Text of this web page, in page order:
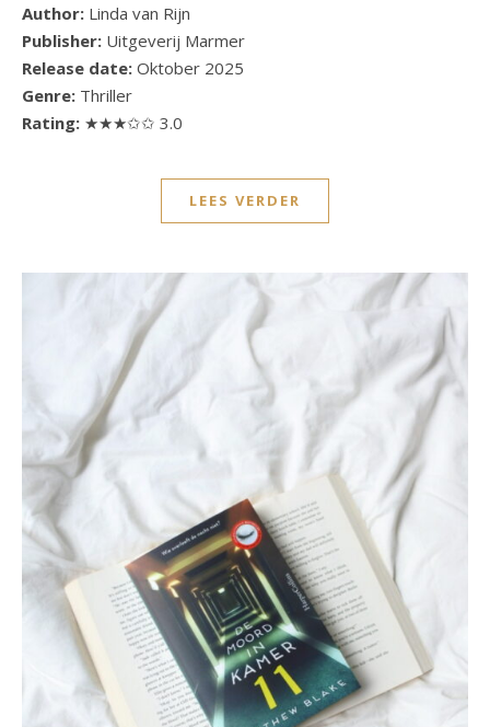
Author: Linda van Rijn
Publisher: Uitgeverij Marmer
Release date: Oktober 2025
Genre: Thriller
Rating: ★★★✩✩ 3.0
LEES VERDER